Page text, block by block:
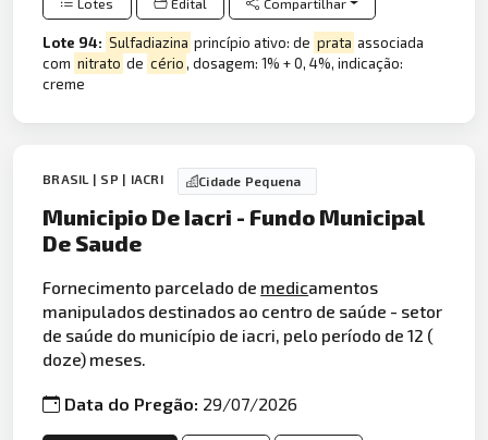
Lotes Edital Compartilhar
Lote 94: Sulfadiazina princípio ativo: de prata associada
com nitrato de cério, dosagem: 1% + 0, 4%, indicação:
creme
BRASIL | SP | IACRI Cidade Pequena
Municipio De Iacri - Fundo Municipal
De Saude
Fornecimento parcelado de medicamentos
manipulados destinados ao centro de saúde - setor
de saúde do município de iacri, pelo período de 12 (
doze) meses.
Data do Pregão: 29/07/2026